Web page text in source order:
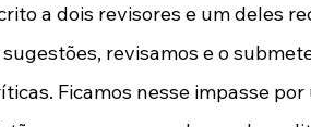
a dois revisores e um deles
revisamos e o
Ficamos nesse impasse por